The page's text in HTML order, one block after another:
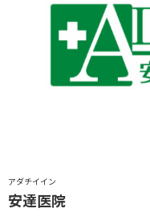
アダチイイン
安達医院